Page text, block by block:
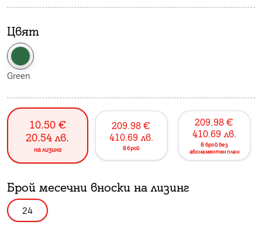
Цвят
Green
10.50 €
20.54 лв.
на лизинг
209.98 €
410.69 лв.
в брой
209.98 €
410.69 лв.
в брой без
абонаментен план
Брой месечни вноски на лизинг
24